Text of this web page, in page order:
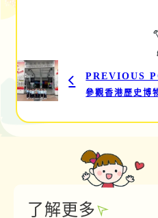
PREVIOUS
參觀香港歷史博
了解更多